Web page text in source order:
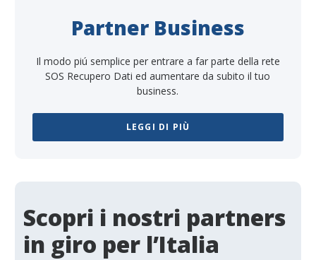
Partner Business
Il modo piú semplice per entrare a far parte della rete
SOS Recupero Dati ed aumentare da subito il tuo
business.
LEGGI DI PIÙ
Scopri i nostri partners
in giro per l’Italia